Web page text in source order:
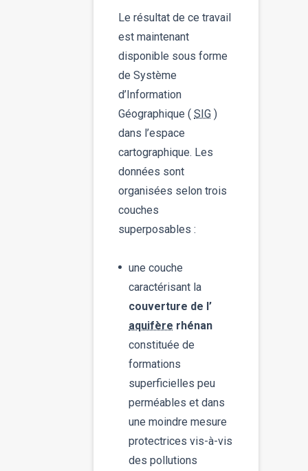
Le résultat de ce travail
est maintenant
disponible sous forme
de Système
d’Information
Géographique ( SIG )
dans l’espace
cartographique. Les
données sont
organisées selon trois
couches
superposables :
une couche
caractérisant la
couverture de l’
aquifère rhénan
constituée de
formations
superficielles peu
perméables et dans
une moindre mesure
protectrices vis-à-vis
des pollutions